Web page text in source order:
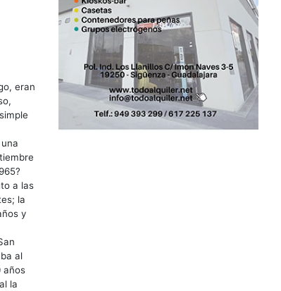
eran
a las
la
y
al
años
la